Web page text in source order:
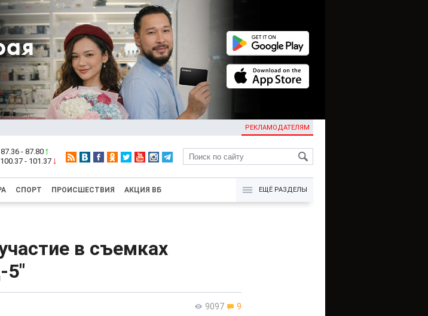
РЕКЛАМОДАТЕЛЯМ
KG
- 87.80
- 101.37
СПОРТ ПРОИСШЕСТВИЯ АКЦИЯ ВБ ЕЩЁ РАЗДЕЛЫ
в съемках
5"
9097 9